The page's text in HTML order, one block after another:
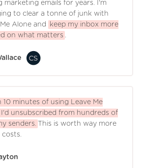
marketing emails for years. I'm
to clear a tonne of junk with
Me Alone and
keep my inbox more
on what matters
10 minutes of using Leave Me
I'd unsubscribed from hundreds of
senders. This is worth way more